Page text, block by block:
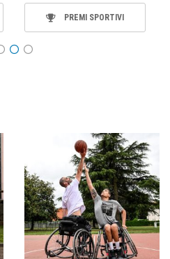
PREMI SPORTIVI